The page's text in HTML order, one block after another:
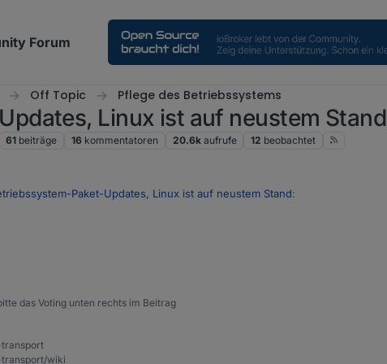
Forum
Off Topic Pflege des Betriebssystems
Linux ist auf neustem Stand
61 beiträge 16 kommentatoren 20.6k aufrufe 12 beobachtet
Paket-Updates, Linux ist auf neustem Stand:
meldet man sich doch eh als Root an
das Voting unten rechts im Beitrag
wiki